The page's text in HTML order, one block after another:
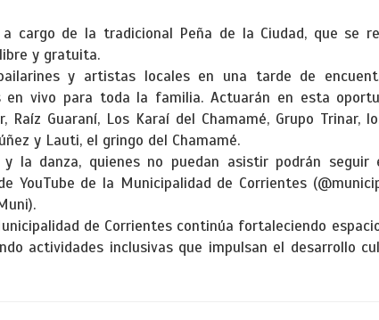
cargo de la tradicional Peña de la Ciudad, que se
y gratuita.
y artistas locales en una tarde de
en vivo para toda la familia. Actuarán en esta
Raíz Guaraní, Los Karaí del Chamamé, Grupo Trinar,
y Lauti, el gringo del Chamamé.
la danza, quienes no puedan asistir podrán
YouTube de la Municipalidad de Corrientes
de Corrientes continúa fortaleciendo
actividades inclusivas que impulsan el desarrollo